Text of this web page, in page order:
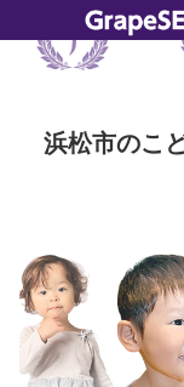
浜松市のこ